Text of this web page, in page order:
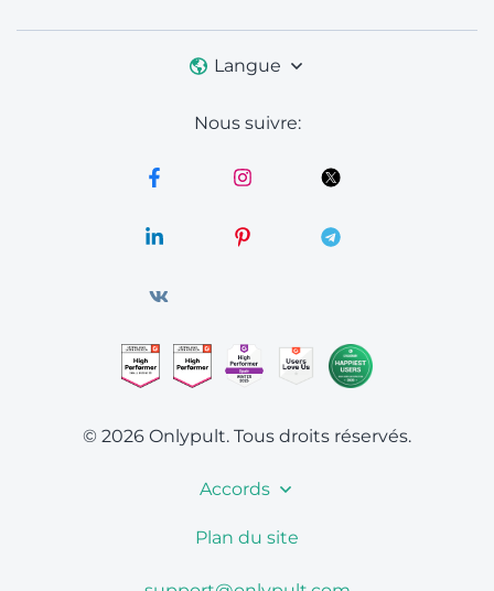
Langue
Nous suivre:
© 2026 Onlypult. Tous droits réservés.
Accords
Plan du site